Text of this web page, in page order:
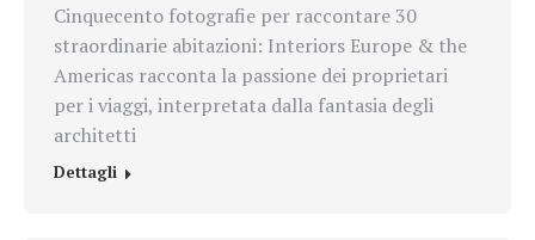
Cinquecento fotografie per raccontare 30
straordinarie abitazioni: Interiors Europe & the
Americas racconta la passione dei proprietari
per i viaggi, interpretata dalla fantasia degli
architetti
Dettagli